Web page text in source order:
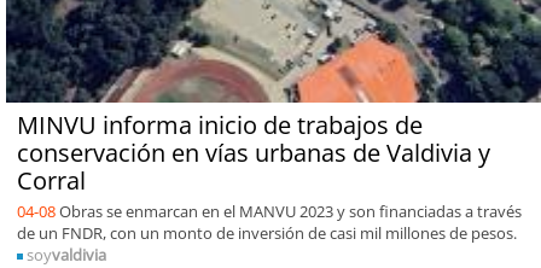
MINVU informa inicio de trabajos de
conservación en vías urbanas de Valdivia y
Corral
04-08Obras se enmarcan en el MANVU 2023 y son financiadas a través
de un FNDR, con un monto de inversión de casi mil millones de pesos.
soyvaldivia